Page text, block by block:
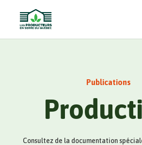
Publications
Consultez de la documentation